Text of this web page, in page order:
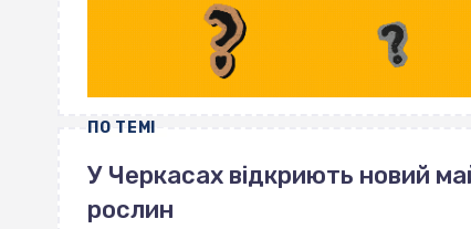
ПО ТЕМІ
У Черкасах відкриють новий
рослин